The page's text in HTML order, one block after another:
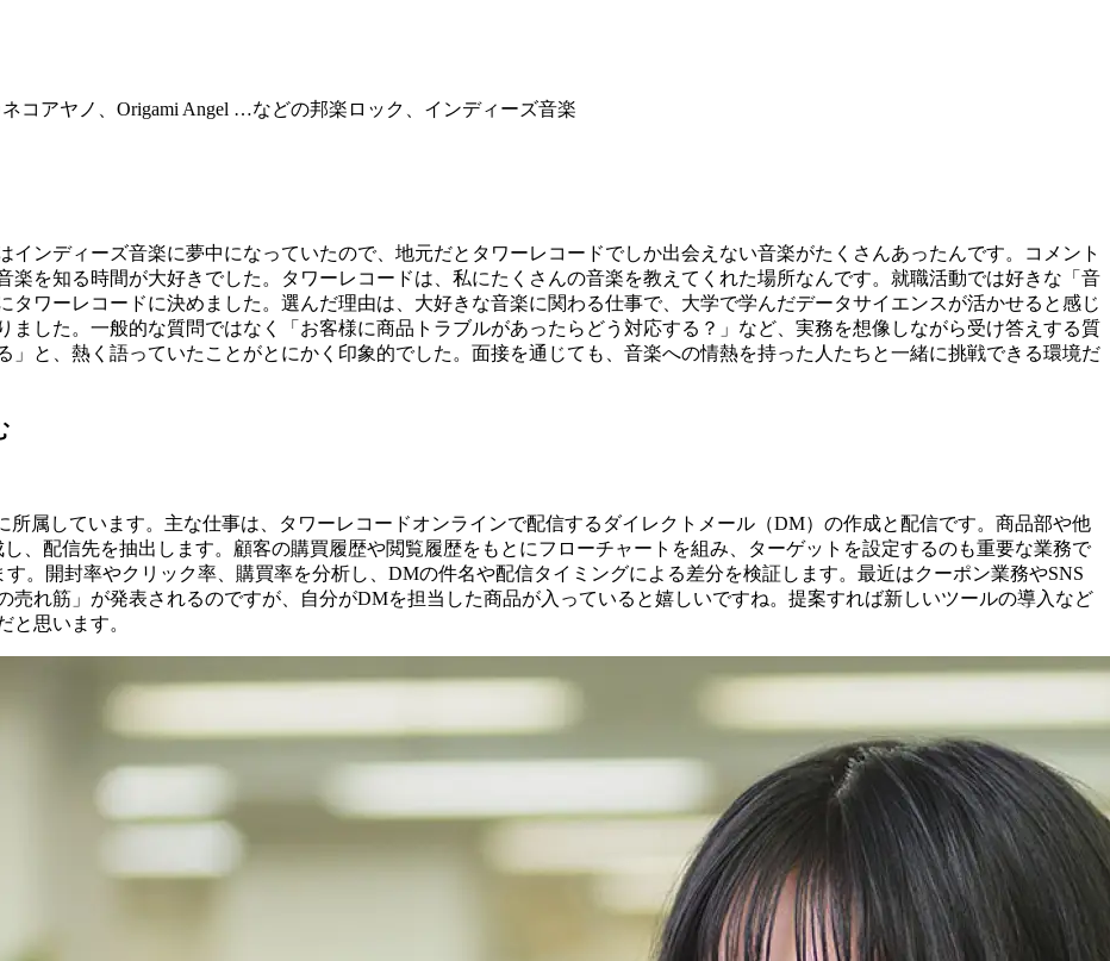
コアヤノ、Origami Angel …などの邦楽ロック、インディーズ音楽
ンディーズ音楽に夢中になっていたので、地元だとタワーレコードでしか出会えない音楽がたくさんあったんです。コメント
楽を知る時間が大好きでした。タワーレコードは、私にたくさんの音楽を教えてくれた場所なんです。就職活動では好きな「音
ワーレコードに決めました。選んだ理由は、大好きな音楽に関わる仕事で、大学で学んだデータサイエンスが活かせると感じ
した。一般的な質問ではなく「お客様に商品トラブルがあったらどう対応する？」など、実務を想像しながら受け答えする質
」と、熱く語っていたことがとにかく印象的でした。面接を通じても、音楽への情熱を持った人たちと一緒に挑戦できる環境だ
属しています。主な仕事は、タワーレコードオンラインで配信するダイレクトメール（DM）の作成と配信です。商品部や他
、配信先を抽出します。顧客の購買履歴や閲覧履歴をもとにフローチャートを組み、ターゲットを設定するのも重要な業務で
。開封率やクリック率、購買率を分析し、DMの件名や配信タイミングによる差分を検証します。最近はクーポン業務やSNS
売れ筋」が発表されるのですが、自分がDMを担当した商品が入っていると嬉しいですね。提案すれば新しいツールの導入など
と思います。